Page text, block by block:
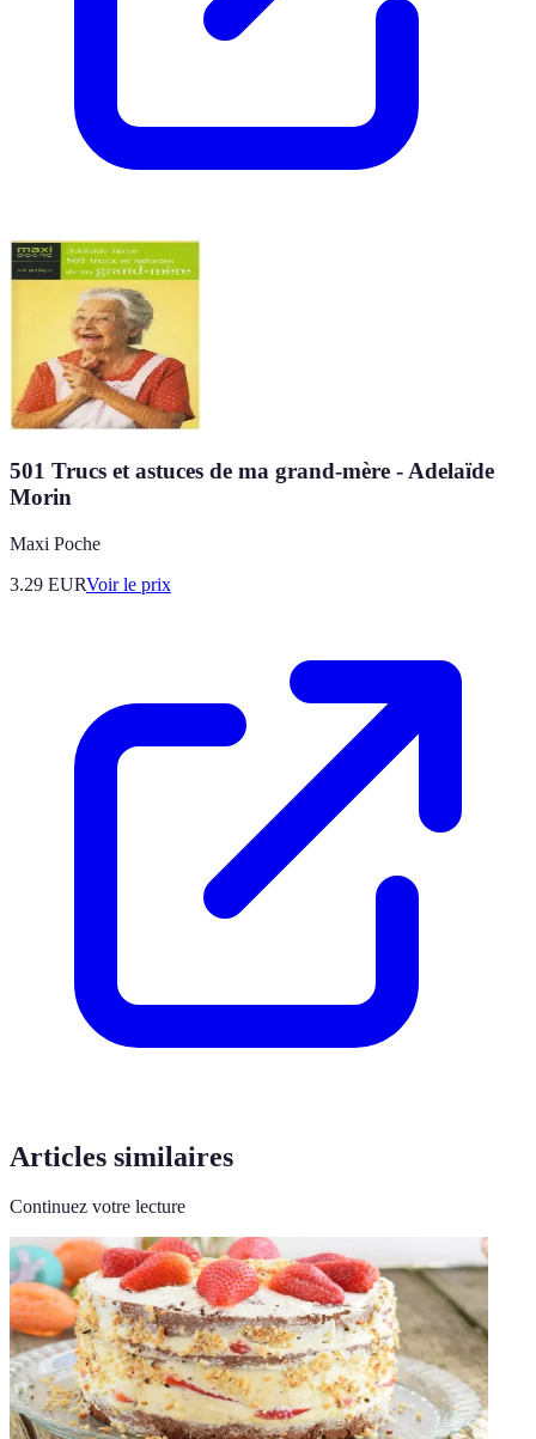
501 Trucs et astuces de ma grand-mère - Adelaïde
Morin
Maxi Poche
3.29 EURVoir le prix
Articles similaires
Continuez votre lecture